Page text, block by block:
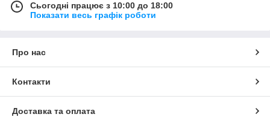
Сьогодні працює з 10:00 до 18:00
Показати весь графік роботи
Про нас
Контакти
Доставка та оплата